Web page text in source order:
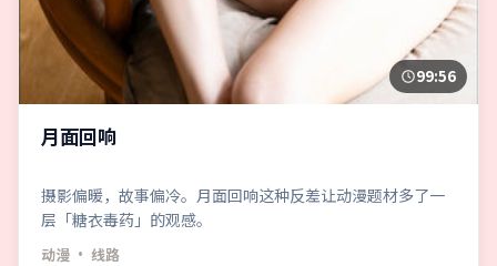
99:56
月面回响
摄影偏暖，故事偏冷。月面回响这种反差让动漫题材多了一
层「糖衣毒药」的观感。
动漫 · 线路